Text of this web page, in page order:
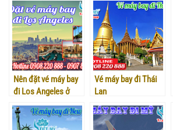
Nên đặt vé máy bay
đi Los Angeles ở
đâu thì giá rẻ và uy
tín?
Vé máy bay đi Thái
Lan